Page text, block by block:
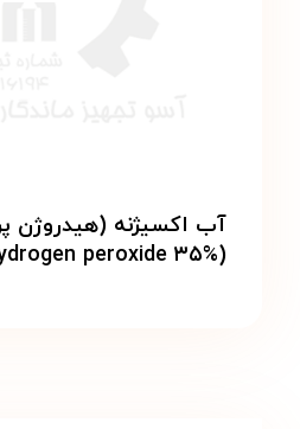
(Hydrogen peroxide ۳۵%)